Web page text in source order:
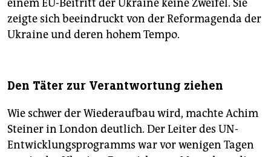
einem EU-Beitritt der Ukraine keine Zweifel. Sie
zeigte sich beeindruckt von der Reform­agenda der
Ukraine und deren hohem Tempo.
Den Täter zur Verantwortung ziehen
Wie schwer der Wiederaufbau wird, machte Achim
Steiner in London deutlich. Der Leiter des UN-
Entwicklungsprogramms war vor wenigen Tagen